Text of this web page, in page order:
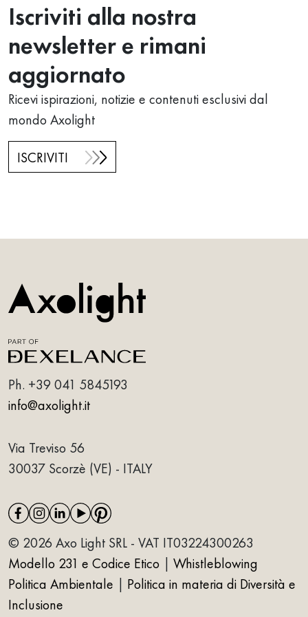
Iscriviti alla nostra
newsletter e rimani
aggiornato
Ricevi ispirazioni, notizie e contenuti esclusivi dal
mondo Axolight
ISCRIVITI
Ph. +39 041 5845193
info@axolight.it
Via Treviso 56
30037 Scorzè (VE) - ITALY
© 2026 Axo Light SRL - VAT IT03224300263
Modello 231 e Codice Etico
Whistleblowing
Politica Ambientale
Politica in materia di Diversità e
Inclusione